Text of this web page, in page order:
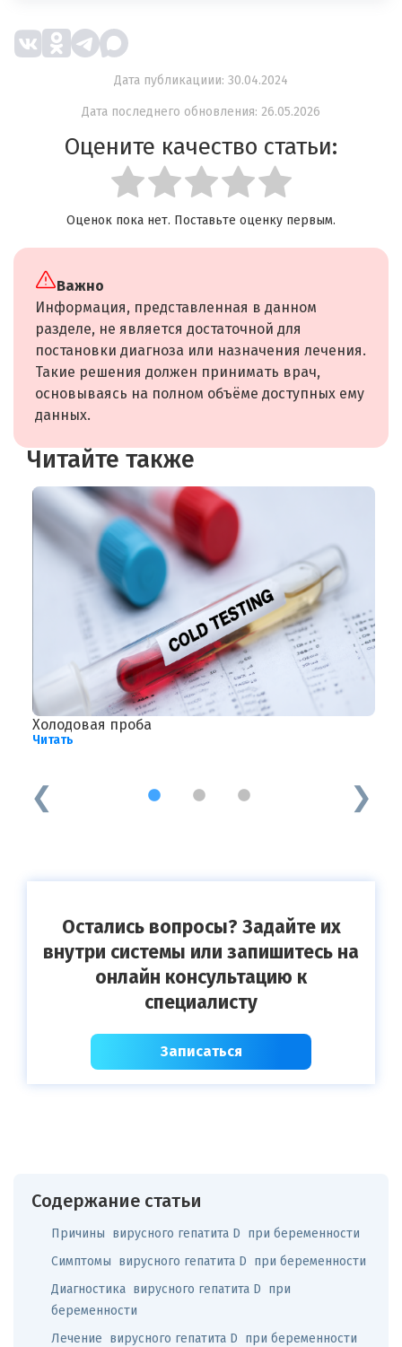
Дата публикациии: 30.04.2024
Дата последнего обновления: 26.05.2026
Оцените качество статьи:
Оценок пока нет. Поставьте оценку первым.
Важно
Информация, представленная в данном
разделе, не является достаточной для
постановки диагноза или назначения лечения.
Такие решения должен принимать врач,
основываясь на полном объёме доступных ему
данных.
Читайте также
Холодовая проба
Читать
1 2 3
Остались вопросы? Задайте их
внутри системы или запишитесь на
онлайн консультацию к
специалисту
Записаться
Содержание статьи
Причины вирусного гепатита D при беременности
Симптомы вирусного гепатита D при беременности
Диагностика вирусного гепатита D при
беременности
Лечение вирусного гепатита D при беременности